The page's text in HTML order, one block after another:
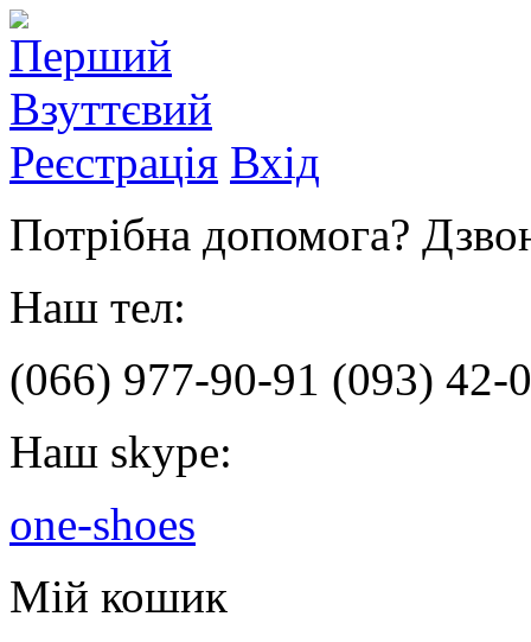
Реєстрація Вхід
Потрібна допомога?
Наш тел:
(066) 977-90-91 (093) 42-
Наш skype:
one-shoes
Мій кошик